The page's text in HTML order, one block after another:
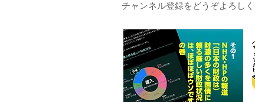
チャンネル登録をどうぞよろしく